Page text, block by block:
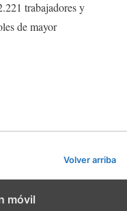
trabajadores y
de mayor
Volver arriba
móvil